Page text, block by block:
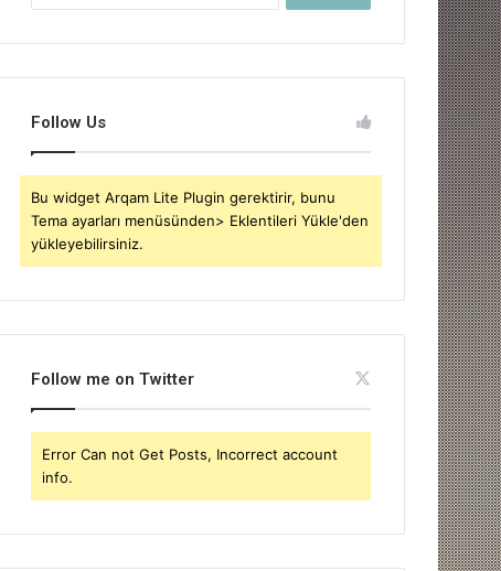
Follow Us
Bu widget Arqam Lite Plugin gerektirir, bunu
Tema ayarları menüsünden> Eklentileri Yükle'den
yükleyebilirsiniz.
Follow me on Twitter
Error Can not Get Posts, Incorrect account
info.